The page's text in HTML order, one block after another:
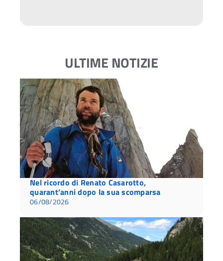
ULTIME NOTIZIE
Nel ricordo di Renato Casarotto,
quarant’anni dopo la sua scomparsa
06/08/2026